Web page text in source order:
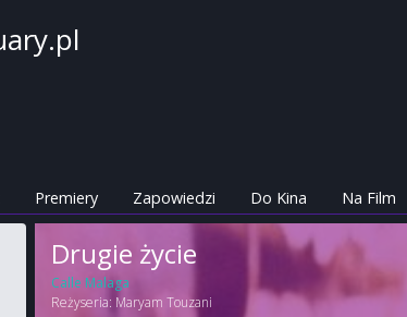
Premiery Zapowiedzi Do Kina Na Film
Drugie życie
Calle Malaga
Reżyseria: Maryam Touzani